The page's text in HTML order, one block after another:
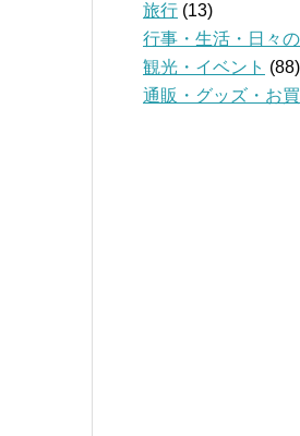
旅行 (13)
行事・生活・日々
観光・イベント (88)
通販・グッズ・お